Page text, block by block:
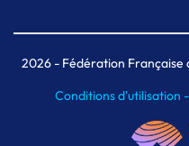
Meeting
MAIF
2026- Fédération Française
Conditions d'utilisation -